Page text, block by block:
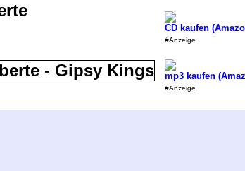
CD kaufen
#Anzeige
mp3 kaufen
#Anzeige